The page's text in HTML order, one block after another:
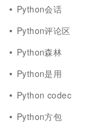
Python会话
Python评论区
Python森林
Python是用
Python codec
Python方包